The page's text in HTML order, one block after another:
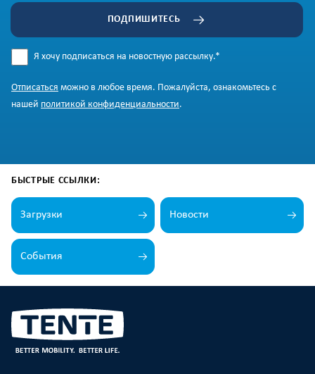
ПОДПИШИТЕСЬ
Я хочу подписаться на новостную рассылку.*
Отписаться можно в любое время. Пожалуйста, ознакомьтесь с
нашей политикой конфиденциальности.
БЫСТРЫЕ ССЫЛКИ:
Загрузки Новости
События